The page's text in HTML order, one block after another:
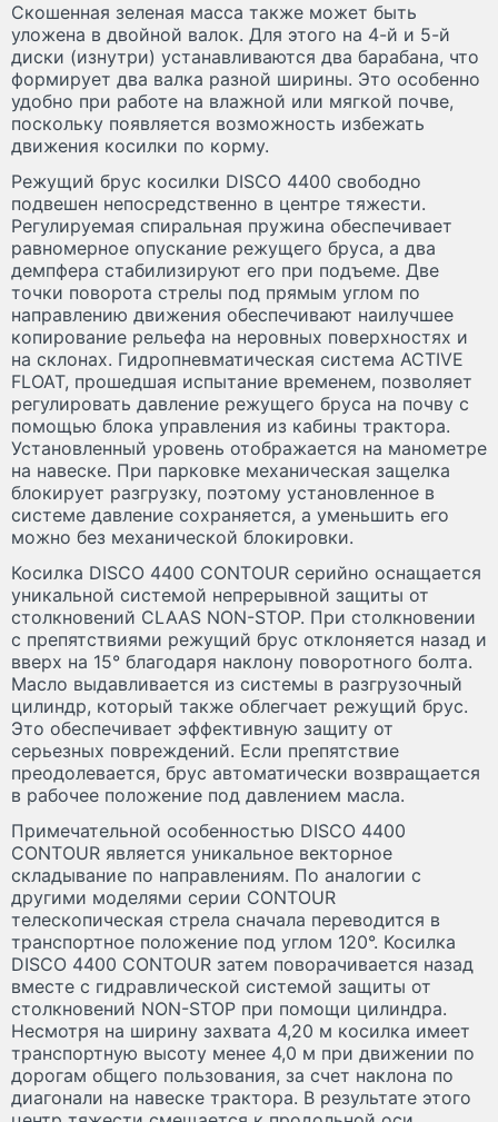
Скошенная зеленая масса также может быть
уложена в двойной валок. Для этого на 4-й и 5-й
диски (изнутри) устанавливаются два барабана, что
формирует два валка разной ширины. Это особенно
удобно при работе на влажной или мягкой почве,
поскольку появляется возможность избежать
движения косилки по корму.
Режущий брус косилки DISCO 4400 свободно
подвешен непосредственно в центре тяжести.
Регулируемая спиральная пружина обеспечивает
равномерное опускание режущего бруса, а два
демпфера стабилизируют его при подъеме. Две
точки поворота стрелы под прямым углом по ​​
направлению движения обеспечивают наилучшее
копирование рельефа на неровных поверхностях и
на склонах. Гидропневматическая система ACTIVE
FLOAT, прошедшая испытание временем, позволяет
регулировать давление режущего бруса на почву с
помощью блока управления из кабины трактора.
Установленный уровень отображается на манометре
на навеске. При парковке механическая защелка
блокирует разгрузку, поэтому установленное в
системе давление сохраняется, а уменьшить его
можно без механической блокировки.
Косилка DISCO 4400 CONTOUR серийно оснащается
уникальной системой непрерывной защиты от
столкновений CLAAS NON-STOP. При столкновении
с препятствиями режущий брус отклоняется назад и
вверх на 15° благодаря наклону поворотного болта.
Масло выдавливается из системы в разгрузочный
цилиндр, который также облегчает режущий брус.
Это обеспечивает эффективную защиту от
серьезных повреждений. Если препятствие
преодолевается, брус автоматически возвращается
в рабочее положение под давлением масла.
Примечательной особенностью DISCO 4400
CONTOUR является уникальное векторное
складывание по направлениям. По аналогии с
другими моделями серии CONTOUR
телескопическая стрела сначала переводится в
транспортное положение под углом 120°. Косилка
DISCO 4400 CONTOUR затем поворачивается назад
вместе с гидравлической системой защиты от
столкновений NON-STOP при помощи цилиндра.
Несмотря на ширину захвата 4,20 м косилка имеет
транспортную высоту менее 4,0 м при движении по
дорогам общего пользования, за счет наклона по
диагонали на навеске трактора. В результате этого